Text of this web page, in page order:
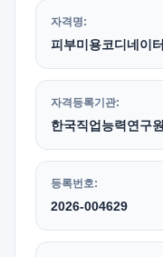
자격명:
피부미용코디네이터
자격등록기관:
한국직업능력연구원
등록번호:
2026-004629